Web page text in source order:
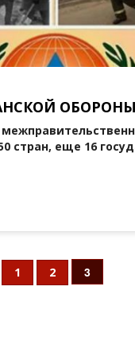
ОБОРОНЫ
стран, еще 16
1 2 3